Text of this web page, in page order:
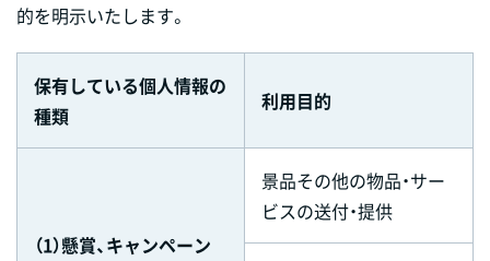
的を明示いたします。
保有している個人情報の
種類
利用目的
（1）懸賞、キャンペーン
景品その他の物品・サー
ビスの送付・提供